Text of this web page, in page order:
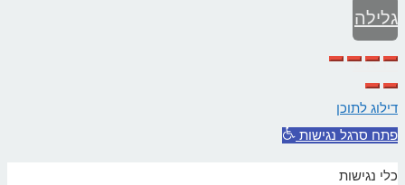
גלילה
לראש
העמוד
דילוג לתוכן
פתח סרגל נגישות
כלי נגישות